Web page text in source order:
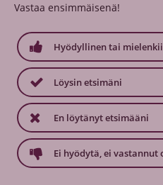
Vastaa ensimmäisenä!
Hyödyllinen tai
Löysin etsimäni
En löytänyt etsimääni
Ei hyödytä, ei vastannut